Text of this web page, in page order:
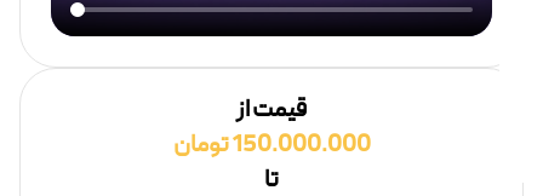
قیمت از
150.000.000 تومان